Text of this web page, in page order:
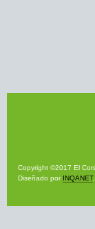
Copyright ©2017 El
Diseñado por INQANET.